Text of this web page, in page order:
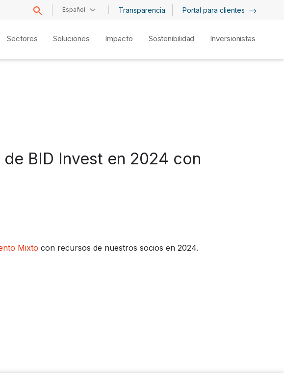
Español Transparencia Portal para clientes
Sectores Soluciones Impacto Sostenibilidad Inversionistas
BID Invest en 2024 con
Mixto con recursos de nuestros socios en 2024.